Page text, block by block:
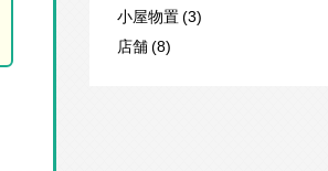
小屋物置 (3)
店舗 (8)